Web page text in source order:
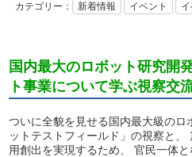
カテゴリー： 新着情報 イベント
国内最大のロボット研究開
ト事業について学ぶ視察交
ついに全貌を見せる国内最大級のロ
ットテストフィールド」の視察と
用創出を実現するため、 官民一体